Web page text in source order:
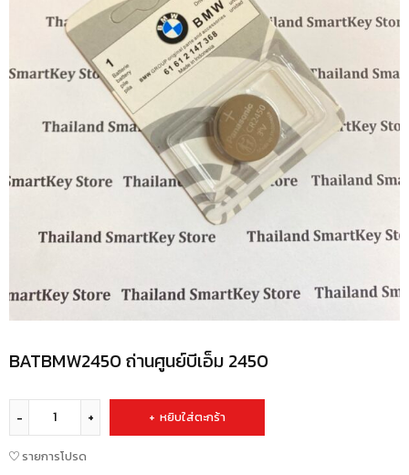
BATBMW2450 ถ่านศูนย์บีเอ็ม 2450
หยิบใส่ตะกร้า
รายการโปรด